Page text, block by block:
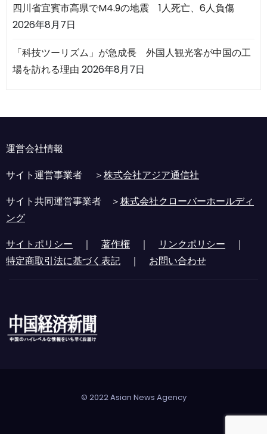
四川省宜賓市高県でM4.9の地震 1人死亡、6人負傷
2026年8月7日
「科技ツーリズム」が急成長 外国人観光客が中国の工
場を訪れる理由 2026年8月7日
運営会社情報
サイト運営事業者 ＞株式会社アジア通信社
サイト共同運営事業者 ＞株式会社クローバーホールディ
ング
サイトポリシー ｜ 著作権 ｜ リンクポリシー ｜
特定商取引法に基づく表記 ｜ お問い合わせ
© 2022 Asian News Agency